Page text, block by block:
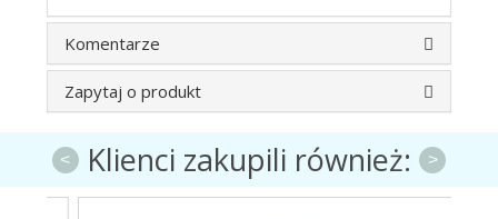
Komentarze
Zapytaj o produkt
Klienci zakupili również:
< >